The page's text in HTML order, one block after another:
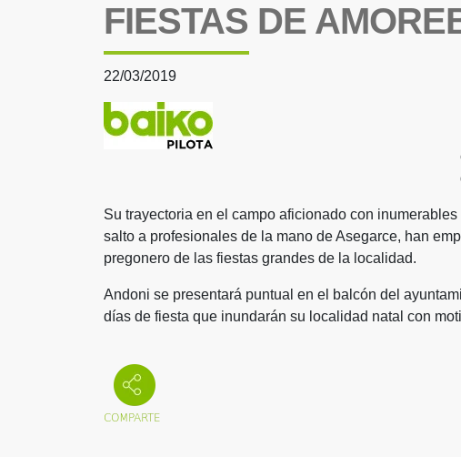
FIESTAS DE
22/03/2019
Su trayectoria en el campo aficionado con
salto a profesionales de la mano de Asegarce, han
pregonero de las fiestas grandes de la localidad.
Andoni se presentará puntual en el balcón del
días de fiesta que inundarán su localidad natal con